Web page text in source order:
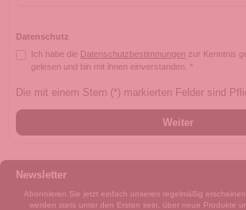
Datenschutz
Ich habe die Datenschutzbestimmungen zur Kenntnis
gelesen und bin mit ihnen einverstanden. *
Die mit einem Stern (*) markierten Felder sind
Weiter
Newsletter
Abonnieren Sie jetzt einfach unseren regelmäßig
werden stets unter den Ersten sein, über neue Produkte